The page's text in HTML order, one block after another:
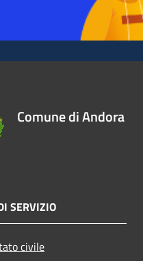
Comune di Andora
SERVIZIO
civile